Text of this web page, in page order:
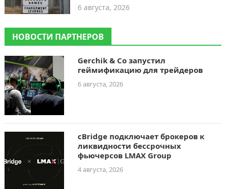
6 августа, 2026
НОВОСТИ ПАРТНЕРОВ
Gerchik & Co запустил
геймификацию для трейдеров
6 августа, 2026
cBridge подключает брокеров к
ликвидности бессрочных
фьючерсов LMAX Group
4 августа, 2026